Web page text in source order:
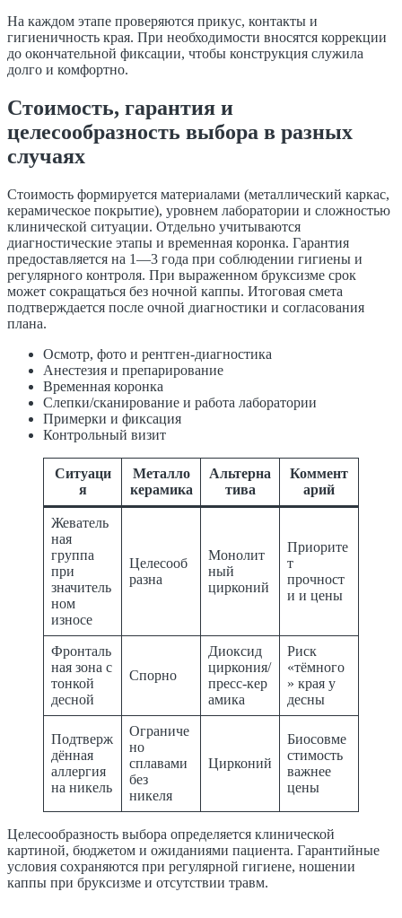
На каждом этапе проверяются прикус, контакты и
гигиеничность края. При необходимости вносятся коррекции
до окончательной фиксации, чтобы конструкция служила
долго и комфортно.
Стоимость, гарантия и
целесообразность выбора в разных
случаях
Стоимость формируется материалами (металлический каркас,
керамическое покрытие), уровнем лаборатории и сложностью
клинической ситуации. Отдельно учитываются
диагностические этапы и временная коронка. Гарантия
предоставляется на 1—3 года при соблюдении гигиены и
регулярного контроля. При выраженном бруксизме срок
может сокращаться без ночной каппы. Итоговая смета
подтверждается после очной диагностики и согласования
плана.
Осмотр, фото и рентген-диагностика
Анестезия и препарирование
Временная коронка
Слепки/сканирование и работа лаборатории
Примерки и фиксация
Контрольный визит
Ситуаци
я
Металло
керамика
Альтерна
тива
Коммент
арий
Жеватель
ная
группа
при
значитель
ном
износе
Целесооб
разна
Монолит
ный
цирконий
Приорите
т
прочност
и и цены
Фронталь
ная зона с
тонкой
десной
Спорно
Диоксид
циркония/
пресс‑кер
амика
Риск
«тёмного
» края у
десны
Подтверж
дённая
аллергия
на никель
Ограниче
но
сплавами
без
никеля
Цирконий
Биосовме
стимость
важнее
цены
Целесообразность выбора определяется клинической
картиной, бюджетом и ожиданиями пациента. Гарантийные
условия сохраняются при регулярной гигиене, ношении
каппы при бруксизме и отсутствии травм.